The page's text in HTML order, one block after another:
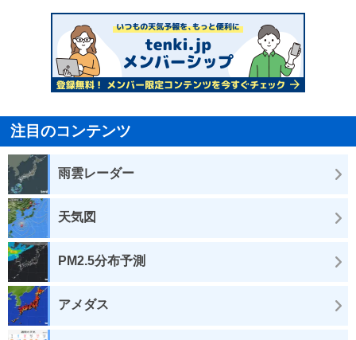
注目のコンテンツ
雨雲レーダー
天気図
PM2.5分布予測
アメダス